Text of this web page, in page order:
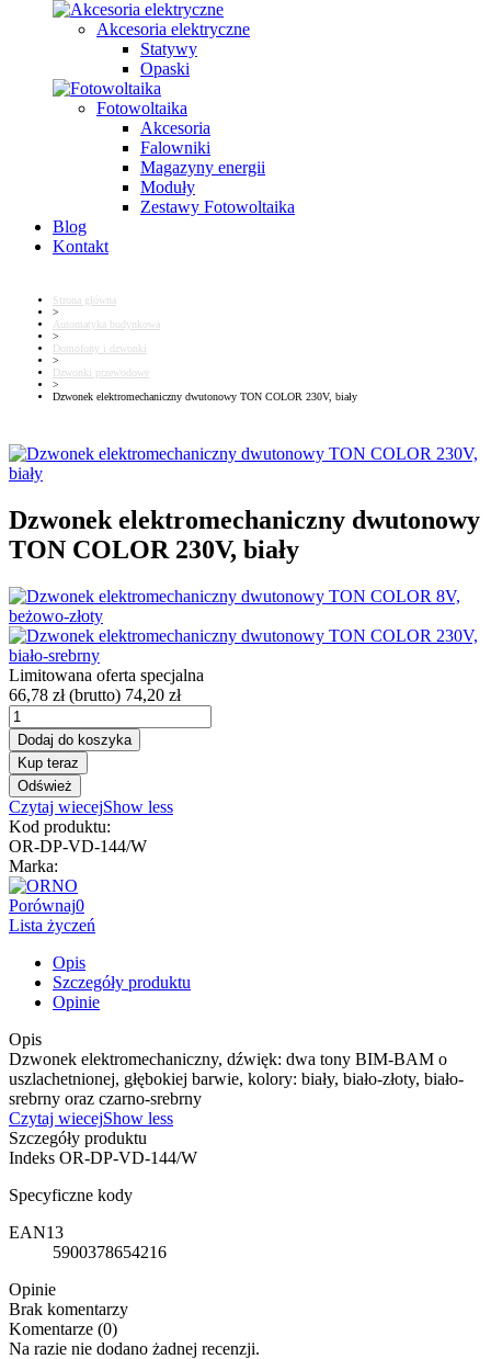
Akcesoria elektryczne
Statywy
Opaski
Fotowoltaika
Akcesoria
Falowniki
Magazyny energii
Moduły
Zestawy Fotowoltaika
Blog
Kontakt
Strona główna
>
Automatyka budynkowa
>
Domofony i dzwonki
>
Dzwonki przewodowe
>
Dzwonek elektromechaniczny dwutonowy TON COLOR 230V, biały
Dzwonek elektromechaniczny dwutonowy
TON COLOR 230V, biały
Limitowana oferta specjalna
66,78 zł (brutto) 74,20 zł
Dodaj do koszyka
Kup teraz
Czytaj wiecejShow less
Kod produktu:
OR-DP-VD-144/W
Marka:
Porównaj0
Lista życzeń
Opis
Szczegóły produktu
Opinie
Opis
Dzwonek elektromechaniczny, dźwięk: dwa tony BIM-BAM o
uszlachetnionej, głębokiej barwie, kolory: biały, biało-złoty, biało-
srebrny oraz czarno-srebrny
Czytaj wiecejShow less
Szczegóły produktu
Indeks OR-DP-VD-144/W
Specyficzne kody
EAN13
5900378654216
Opinie
Brak komentarzy
Komentarze (0)
Na razie nie dodano żadnej recenzji.